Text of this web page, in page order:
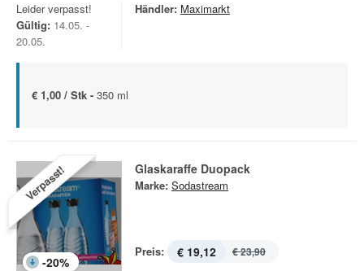
Leider verpasst!
Gültig: 14.05. -
20.05.
Händler: Maximarkt
€ 1,00 / Stk - 350 ml
Verpasst!
-20%
Glaskaraffe Duopack
Marke: Sodastream
Preis: € 19,12 € 23,90